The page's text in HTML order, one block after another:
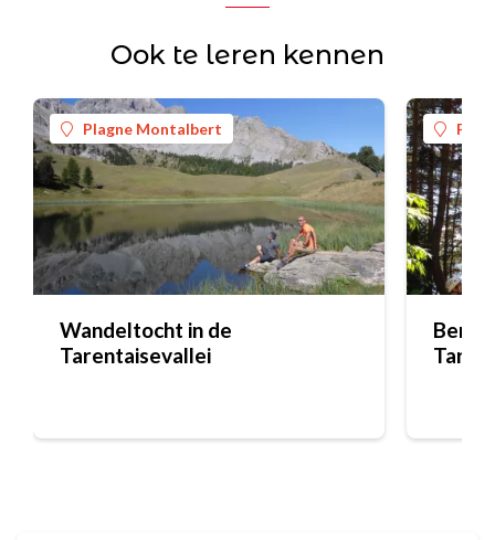
Ook te leren kennen
Plagne Montalbert
Wandeltocht in de
Tarentaisevallei